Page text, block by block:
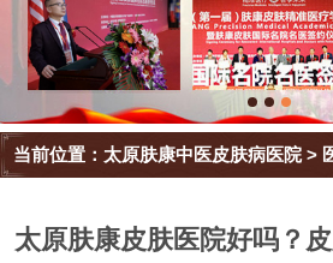
当前位置： 太原肤康中医皮肤病医院>
太原肤康皮肤医院好吗？